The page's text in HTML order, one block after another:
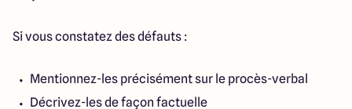
Si vous constatez des défauts :
Mentionnez-les précisément sur le procès-verbal
Décrivez-les de façon factuelle